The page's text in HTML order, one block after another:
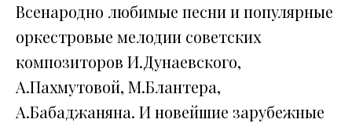
Всенародно любимые песни и популярные
оркестровые мелодии советских
композиторов И.Дунаевского,
А.Пахмутовой, М.Блантера,
А.Бабаджаняна. И новейшие зарубежные